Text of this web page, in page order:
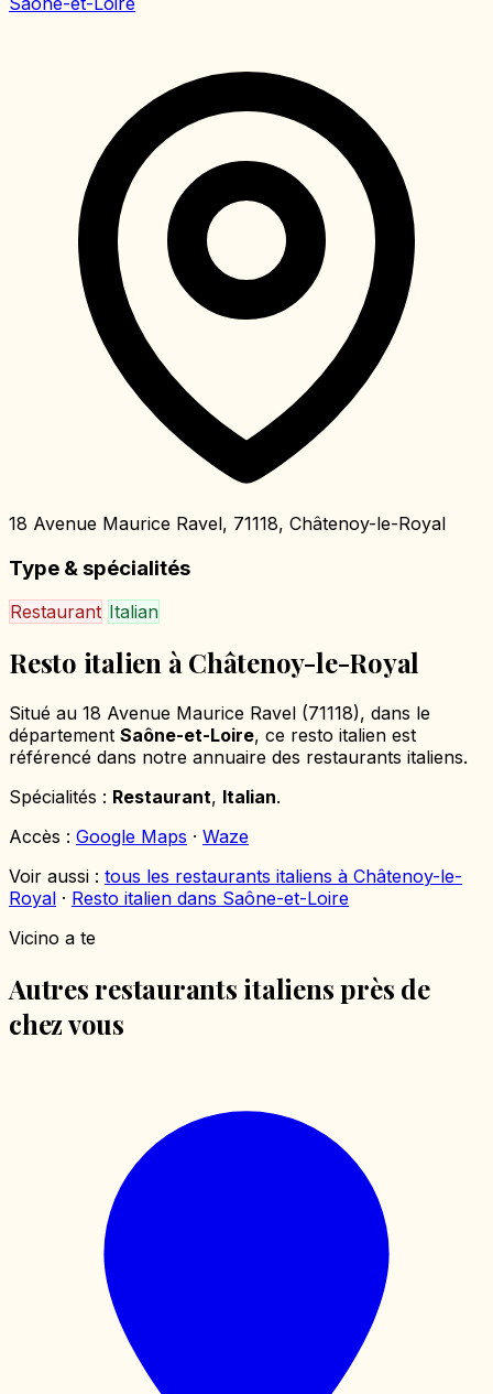
18 Avenue Maurice Ravel, 71118, Châtenoy-le-Royal
Type & spécialités
Restaurant Italian
Resto italien à Châtenoy-le-Royal
Situé au 18 Avenue Maurice Ravel (71118), dans le
département Saône-et-Loire, ce resto italien est
référencé dans notre annuaire des restaurants italiens.
Spécialités : Restaurant, Italian.
Accès : Google Maps · Waze
Voir aussi : tous les restaurants italiens à Châtenoy-le-
Royal · Resto italien dans Saône-et-Loire
Vicino a te
Autres restaurants italiens près de
chez vous